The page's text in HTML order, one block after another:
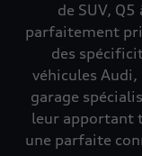
de SUV,
parfaitement
des
véhicules
garage
leur apportant
une parfaite